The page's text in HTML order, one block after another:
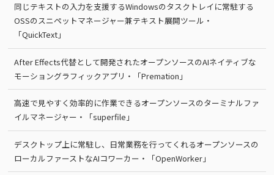
同じテキストの入力を支援するWindowsのタスクトレイに常駐する
OSSのスニペットマネージャー兼テキスト展開ツール・
「QuickText」
After Effects代替として開発されたオープンソースのAIネイティブな
モーショングラフィックアプリ・「Premation」
高速で見やすく効率的に作業できるオープンソースのターミナルファ
イルマネージャー・「superfile」
デスクトップ上に常駐し、日常業務を行ってくれるオープンソースの
ローカルファーストなAIコワーカー・「OpenWorker」